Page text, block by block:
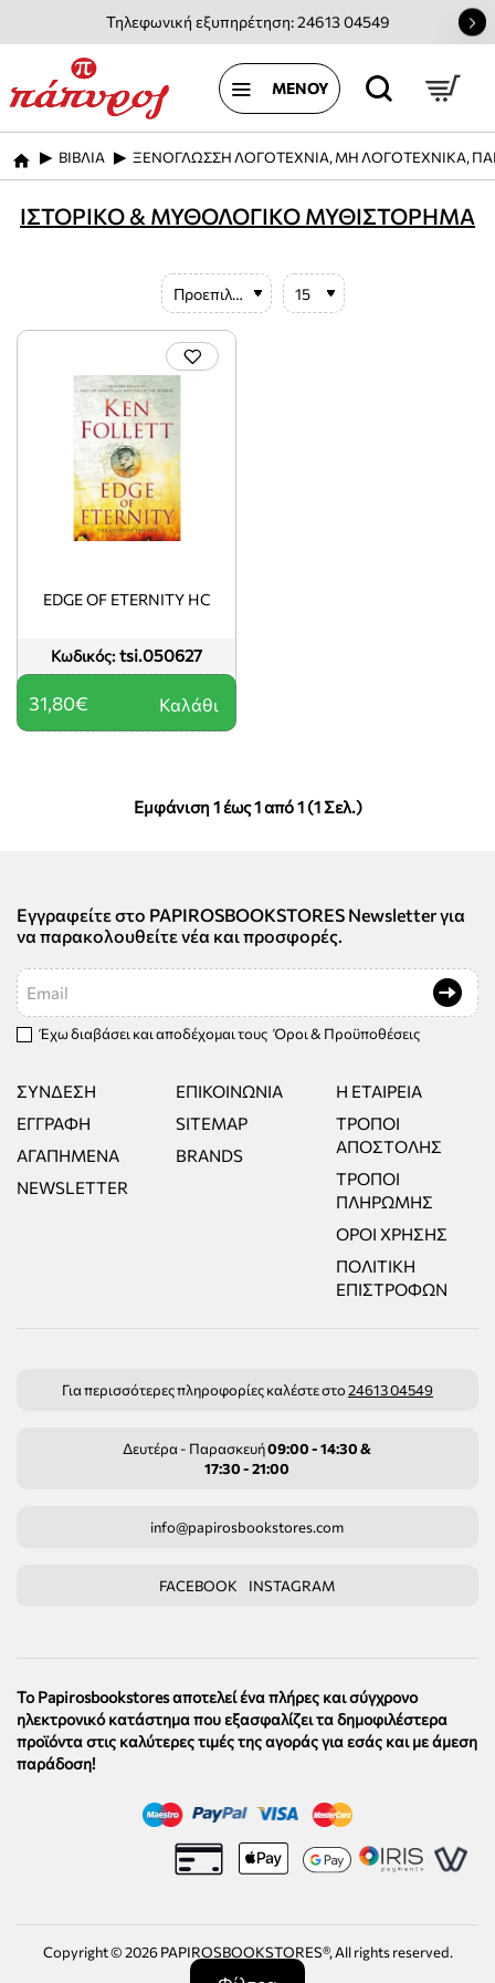
Τηλεφωνική εξυπηρέτηση: 24613 04549
home
ΒΙΒΛΙΑ ΞΕΝΟΓΛΩΣΣΗ ΛΟΓΟΤΕΧΝΙΑ, ΜΗ ΛΟΓΟΤΕΧΝΙΚΑ,
ΙΣΤΟΡΙΚΟ & ΜΥΘΟΛΟΓΙΚΟ ΜΥΘΙΣΤΟΡΗΜΑ
Κωδικός: tsi.050627
EDGE OF ETERNITY HC
31,80€ Καλάθι
Εμφάνιση 1 έως 1 από 1 (1 Σελ.)
Εγγραφείτε στο PAPIROSBOOKSTORES Newsletter για
να παρακολουθείτε νέα και προσφορές.
Email
Έχω διαβάσει και αποδέχομαι τους Όροι & Προϋποθέσεις
ΣΎΝΔΕΣΗ
ΕΓΓΡΑΦΉ
ΑΓΑΠΗΜΈΝΑ
NEWSLETTER
ΕΠΙΚΟΙΝΩΝΊΑ
SITEMAP
BRANDS
Η ΕΤΑΙΡΕΊΑ
ΤΡΌΠΟΙ
ΑΠΟΣΤΟΛΉΣ
ΤΡΌΠΟΙ
ΠΛΗΡΩΜΉΣ
ΌΡΟΙ ΧΡΉΣΗΣ
ΠΟΛΙΤΙΚΉ
ΕΠΙΣΤΡΟΦΏΝ
Για περισσότερες πληροφορίες καλέστε στο24613 04549
Δευτέρα - Παρασκευή09:00 - 14:30 &
17:30 - 21:00
info@papirosbookstores.com
FACEBOOK INSTAGRAM
Το Papirosbookstores αποτελεί ένα πλήρες και σύγχρονο
ηλεκτρονικό κατάστημα που εξασφαλίζει τα δημοφιλέστερα
προϊόντα στις καλύτερες τιμές της αγοράς για εσάς και με άμεση
παράδοση!
Copyright ©2026PAPIROSBOOKSTORES®, All rights reserved.